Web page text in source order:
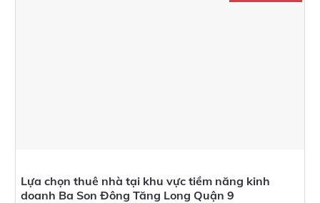
Lựa chọn thuê nhà tại khu vực tiềm năng kinh
doanh Ba Son Đông Tăng Long Quận 9